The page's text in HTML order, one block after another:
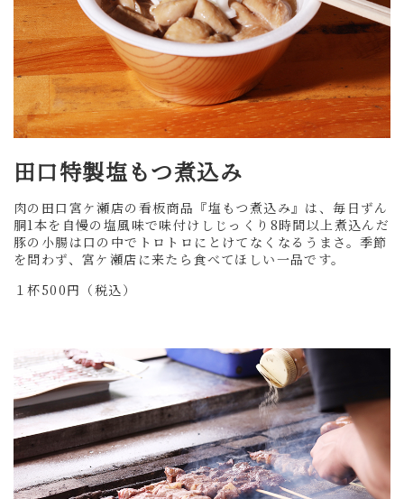
田口特製塩もつ煮込み
肉の田口宮ケ瀬店の看板商品『塩もつ煮込み』は、毎日ずん
胴1本を自慢の塩風味で味付けしじっくり8時間以上煮込んだ
豚の小腸は口の中でトロトロにとけてなくなるうまさ。季節
を問わず、宮ケ瀬店に来たら食べてほしい一品です。
１杯500円（税込）